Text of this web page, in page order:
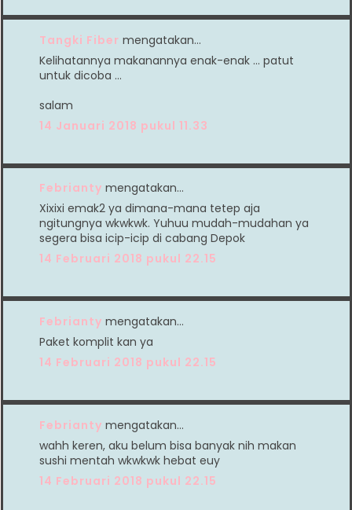
Tangki Fiber mengatakan…
Kelihatannya makanannya enak-enak ... patut
untuk dicoba ...
salam
14 Januari 2018 pukul 11.33
Febrianty mengatakan…
Xixixi emak2 ya dimana-mana tetep aja
ngitungnya wkwkwk. Yuhuu mudah-mudahan ya
segera bisa icip-icip di cabang Depok
14 Februari 2018 pukul 22.15
Febrianty mengatakan…
Paket komplit kan ya
14 Februari 2018 pukul 22.15
Febrianty mengatakan…
wahh keren, aku belum bisa banyak nih makan
sushi mentah wkwkwk hebat euy
14 Februari 2018 pukul 22.15